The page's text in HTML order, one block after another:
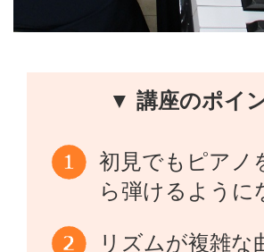
▼ 講座のポイ
初見でもピアノ
ら弾けるように
リズムが複雑な